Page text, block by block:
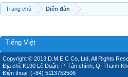
Trang chủ Diễn đàn
Tiếng Việt
Copyright © 2013 D.M.E.C Co.,Ltd, All Rights
Địa chỉ: K190 Lê Duẩn, P. Tân chính, Q. Thanh
Điện thoại: (+84) 5113752506